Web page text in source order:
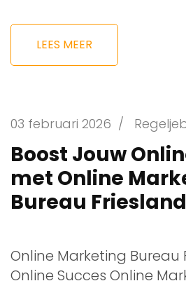
LEES MEER
03 februari 2026 /
Boost Jouw
met Online
Bureau Friesland
Online Marketing Bureau
Online Succes Online